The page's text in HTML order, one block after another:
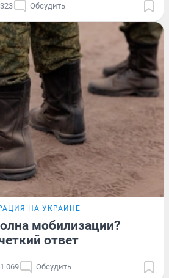
323 Обсудить
НА УКРАИНЕ
мобилизации?
ответ
1 069 Обсудить